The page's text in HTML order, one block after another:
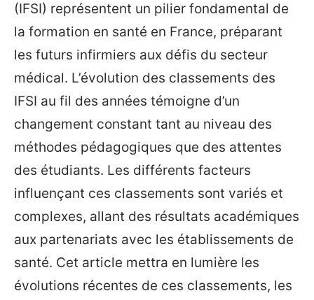
(IFSI) représentent un pilier fondamental de
la formation en santé en France, préparant
les futurs infirmiers aux défis du secteur
médical. L’évolution des classements des
IFSI au fil des années témoigne d’un
changement constant tant au niveau des
méthodes pédagogiques que des attentes
des étudiants. Les différents facteurs
influençant ces classements sont variés et
complexes, allant des résultats académiques
aux partenariats avec les établissements de
santé. Cet article mettra en lumière les
évolutions récentes de ces classements, les